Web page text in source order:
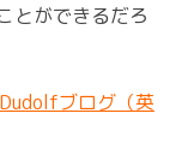
とができるだろ
Dudolfブログ（英